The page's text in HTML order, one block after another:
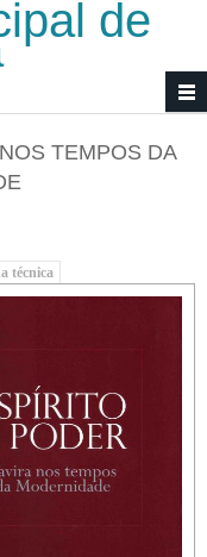
de
TEMPOS DA
técnica